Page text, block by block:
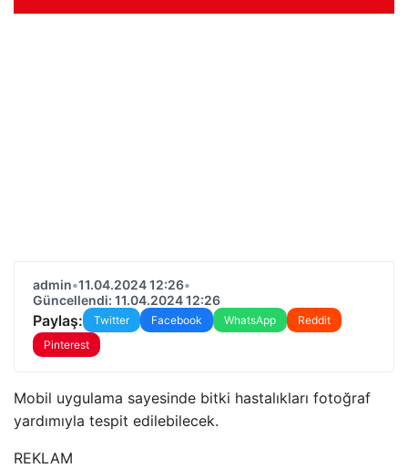
admin•11.04.2024 12:26•
Güncellendi: 11.04.2024 12:26
Paylaş: Twitter Facebook WhatsApp
Reddit
Pinterest
Mobil uygulama sayesinde bitki hastalıkları fotoğraf
yardımıyla tespit edilebilecek.
REKLAM